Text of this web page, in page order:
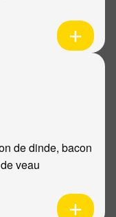
de dinde, bacon
veau